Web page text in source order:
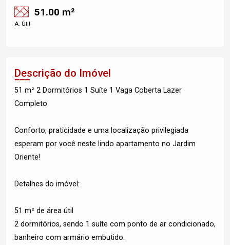
51.00 m²
A. Útil
Descrição do Imóvel
51 m² 2 Dormitórios 1 Suíte 1 Vaga Coberta Lazer
Completo
Conforto, praticidade e uma localização privilegiada
esperam por você neste lindo apartamento no Jardim
Oriente!
Detalhes do imóvel:
51 m² de área útil
2 dormitórios, sendo 1 suíte com ponto de ar condicionado,
banheiro com armário embutido.